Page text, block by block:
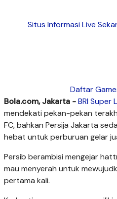
Situs Informasi Live
Daftar
Bola.com, Jakarta -BRI Super
mendekati pekan-pekan
FC, bahkan Persija Jakarta
hebat untuk perburuan gelar
Persib berambisi mengejar
mau menyerah untuk
pertama kali.